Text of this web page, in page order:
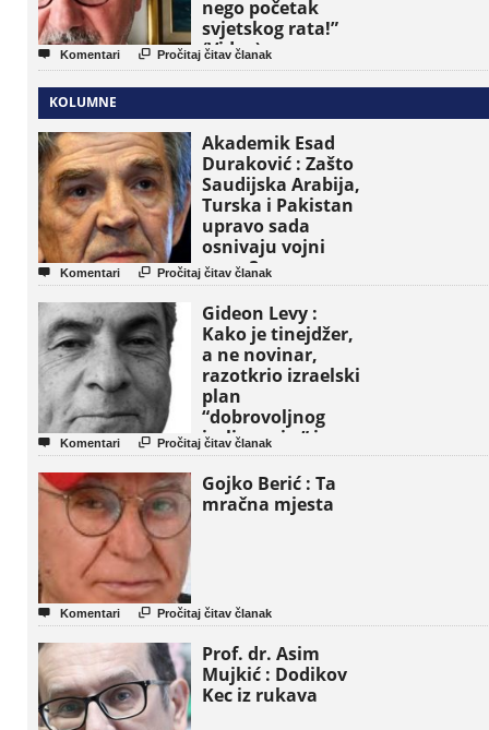
nego početak
svjetskog rata!”
(Video)
 Komentari  Pročitaj čitav članak
KOLUMNE
Akademik Esad
Duraković : Zašto
Saudijska Arabija,
Turska i Pakistan
upravo sada
osnivaju vojni
savez?
 Komentari  Pročitaj čitav članak
Gideon Levy :
Kako je tinejdžer,
a ne novinar,
razotkrio izraelski
plan
“dobrovoljnog
iseljavanja ” iz
Gaze
 Komentari  Pročitaj čitav članak
Gojko Berić : Ta
mračna mjesta
 Komentari  Pročitaj čitav članak
Prof. dr. Asim
Mujkić : Dodikov
Kec iz rukava